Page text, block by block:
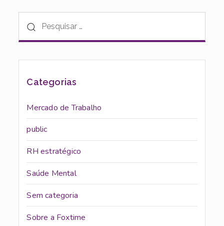
Categorias
Mercado de Trabalho
public
RH estratégico
Saúde Mental
Sem categoria
Sobre a Foxtime